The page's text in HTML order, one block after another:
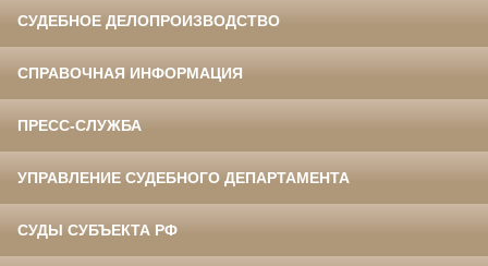
СУДЕБНОЕ ДЕЛОПРОИЗВОДСТВО
СПРАВОЧНАЯ ИНФОРМАЦИЯ
ПРЕСС-СЛУЖБА
УПРАВЛЕНИЕ СУДЕБНОГО ДЕПАРТАМЕНТА
СУДЫ СУБЪЕКТА РФ